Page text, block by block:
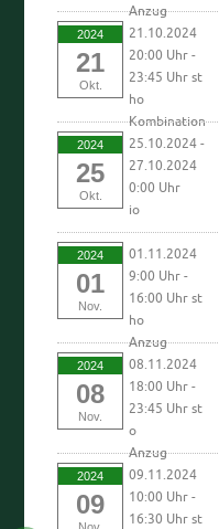
Anzug
2024
21
Okt.
21.10.2024
20:00 Uhr -
23:45 Uhr st
ho
Kombination
2024
25
Okt.
25.10.2024 -
27.10.2024
0:00 Uhr
io
2024
01
Nov.
01.11.2024
9:00 Uhr -
16:00 Uhr st
ho
Anzug
2024
08
Nov.
08.11.2024
18:00 Uhr -
23:45 Uhr st
o
Anzug
2024
09
09.11.2024
10:00 Uhr -
16:30 Uhr st